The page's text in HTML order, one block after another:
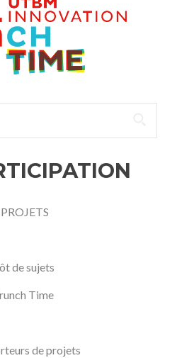
de sujets
Time
de projets